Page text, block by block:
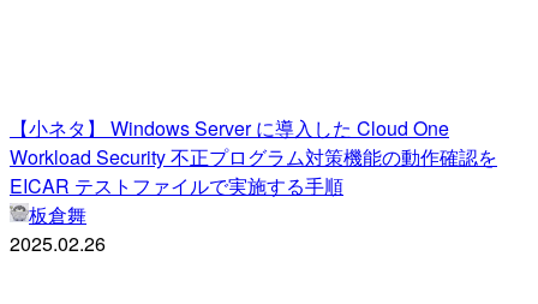
【小ネタ】 Windows Server に導入した Cloud One
Workload Security 不正プログラム対策機能の動作確認を
EICAR テストファイルで実施する手順
板倉舞
2025.02.26